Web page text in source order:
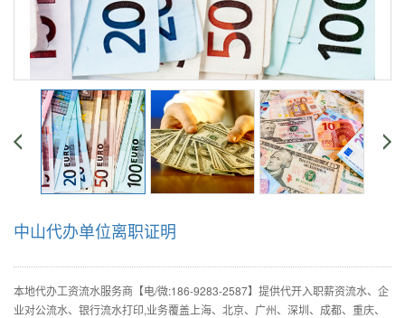
中山代办单位离职证明
本地代办工资流水服务商【电/微:186-9283-2587】提供代开入职薪资流水、企
业对公流水、银行流水打印,业务覆盖上海、北京、广州、深圳、成都、重庆、